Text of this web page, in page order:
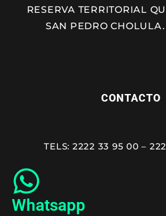
RESERVA TERRITORIAL
SAN PEDRO
CONTACTO
TELS: 2222 33 95 00 –
Whatsapp